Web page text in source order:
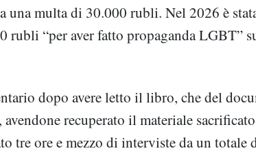
una multa di 30.000 rubli. Nel 2026 è
rubli “per aver fatto propaganda LGBT”
dopo avere letto il libro, che del
avendone recuperato il materiale
tre ore e mezzo di interviste da un totale